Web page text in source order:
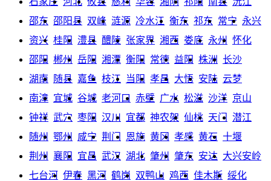
邵东 邵阳县 双峰 涟源 冷水江 衡东 祁东 常宁 永兴
资兴 桂阳 澧县 醴陵 张家界 湘西 娄底 永州
怀化
邵阳 郴州 岳阳 湘潭 衡阳 常德 益阳 株洲 长沙
湖南
随县 嘉鱼 枝江 当阳 孝昌 大悟 安陆 云梦
南漳 宜城 谷城 老河口 赤壁 广水 松滋 沙洋 京山
钟祥 武穴 枣阳 汉川 宜都 神农架 仙桃 天门
潜江
随州
鄂州 咸宁 荆门 恩施 黄冈 孝感 黄石 十堰
荆州
襄阳 宜昌 武汉 湖北 肇州 肇东 安达 大兴安岭
七台河 伊春 黑河 鹤岗 双鸭山 鸡西 佳木斯 绥化